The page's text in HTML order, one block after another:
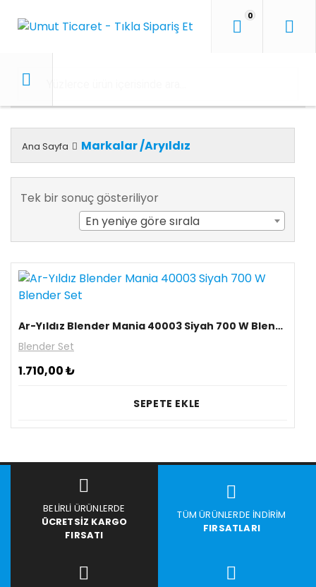
Geç
0
Ana Sayfa Markalar /Aryıldız
Tek bir sonuç gösteriliyor
En yeniye göre sırala
Ar-Yıldız Blender Mania 40003 Siyah 700 W Blender Set
Blender Set
1.710,00₺
SEPETE EKLE
BELIRLI ÜRÜNLERDE
ÜCRETSIZ KARGO
FIRSATI
TÜM ÜRÜNLERDE İNDIRIM
FIRSATLARI